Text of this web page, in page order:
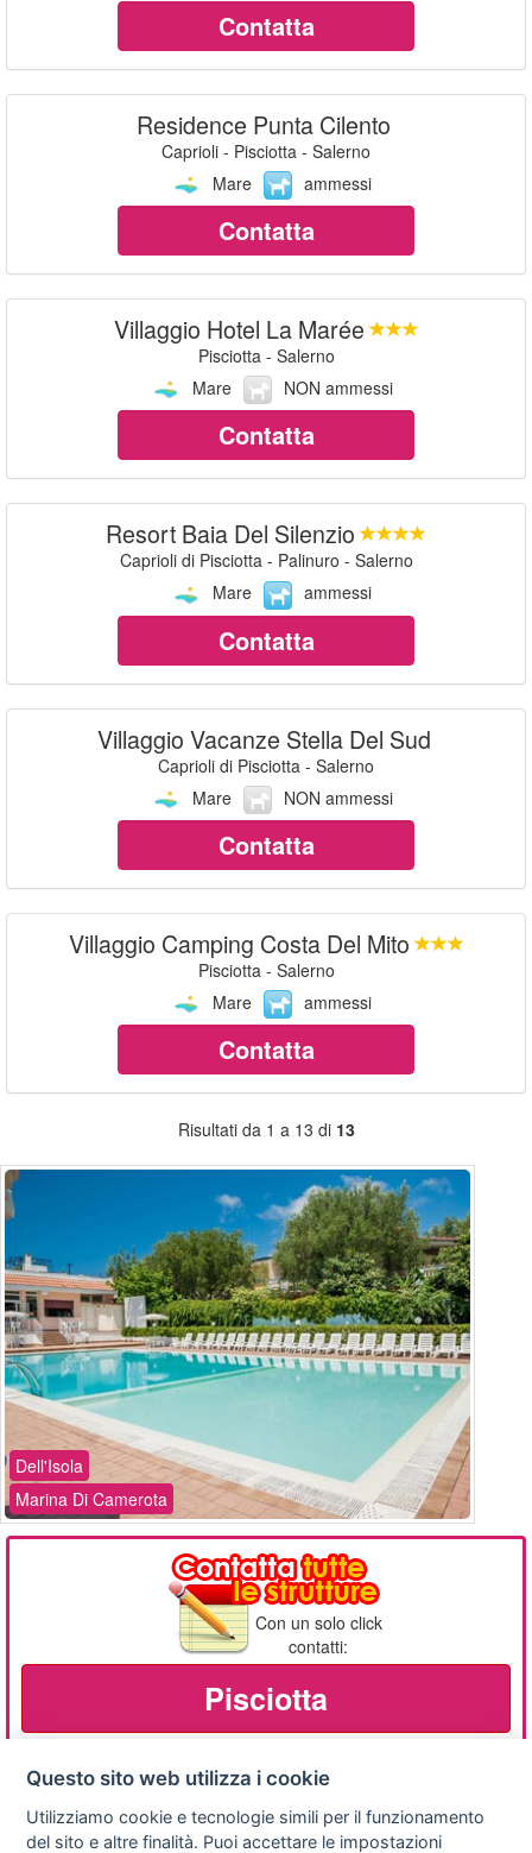
Contatta
Residence Punta Cilento
Caprioli - Pisciotta - Salerno
Mare
ammessi
Contatta
Villaggio Hotel La Marée
Pisciotta - Salerno
Mare
NON ammessi
Contatta
Resort Baia Del Silenzio
Caprioli di Pisciotta - Palinuro - Salerno
Mare
ammessi
Contatta
Villaggio Vacanze Stella Del Sud
Caprioli di Pisciotta - Salerno
Mare
NON ammessi
Contatta
Villaggio Camping Costa Del Mito
Pisciotta - Salerno
Mare
ammessi
Contatta
Risultati da 1 a 13 di 13
Dell'Isola
Marina Di Camerota
Con un solo click
contatti:
Pisciotta
Privacy
policy
Avviso
legale
Scrivici
Questo sito web utilizza i cookie
Utilizziamo cookie e tecnologie simili per il funzionamento
del sito e altre finalità. Puoi accettare le impostazioni